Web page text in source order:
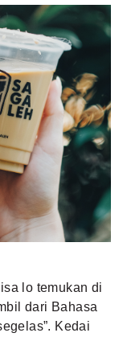
lo temukan di
dari Bahasa
Kedai